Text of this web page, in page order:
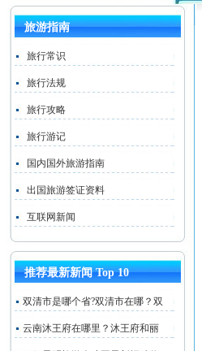
旅游指南
旅行常识
旅行法规
旅行攻略
旅行游记
国内国外旅游指南
出国旅游签证资料
互联网新闻
推荐最新新闻 Top 10
双清市是哪个省?双清市在哪？双
云南沐王府在哪里？沐王府和丽